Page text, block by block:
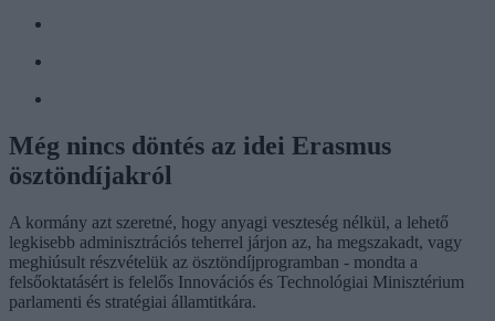
Még nincs döntés az idei Erasmus
ösztöndíjakról
A kormány azt szeretné, hogy anyagi veszteség nélkül, a lehető
legkisebb adminisztrációs teherrel járjon az, ha megszakadt, vagy
meghiúsult részvételük az ösztöndíjprogramban - mondta a
felsőoktatásért is felelős Innovációs és Technológiai Minisztérium
parlamenti és stratégiai államtitkára.